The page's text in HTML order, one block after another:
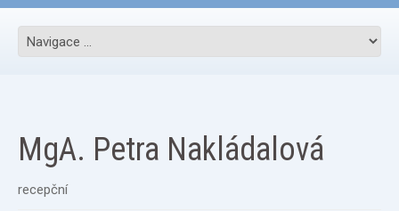
MgA. Petra Nakládalová
recepční